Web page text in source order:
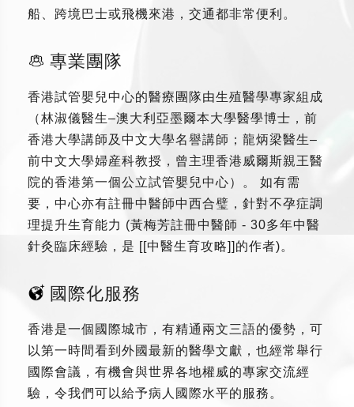
船、跨境巴士或飛機來港，交通都非常便利。
專業團隊
香港試管嬰兒中心的醫療團隊由生殖醫學專家組成
（林淑儀醫生–澳大利亞墨爾本大學醫學博士，前
香港大學講師及中文大學名譽講師；龍炳梁醫生–
前中文大學婦産科教授，曾主理香港威爾斯親王醫
院的香港第一個公立試管嬰兒中心）。 如有需
要，中心亦有註冊中醫師中西合璧，針對不孕症調
理提升生育能力 (黃梅芳註冊中醫師 - 30多年中醫
針灸臨床經驗，是 [[中醫生育攻略]]的作者)。
國際化服務
香港是一個國際城市，有精通兩文三語的優勢，可
以第一時間看到外國最新的醫學文獻，也經常舉行
國際會議，有機會與世界各地權威的專家交流經
驗，令我們可以給予病人國際水平的服務。